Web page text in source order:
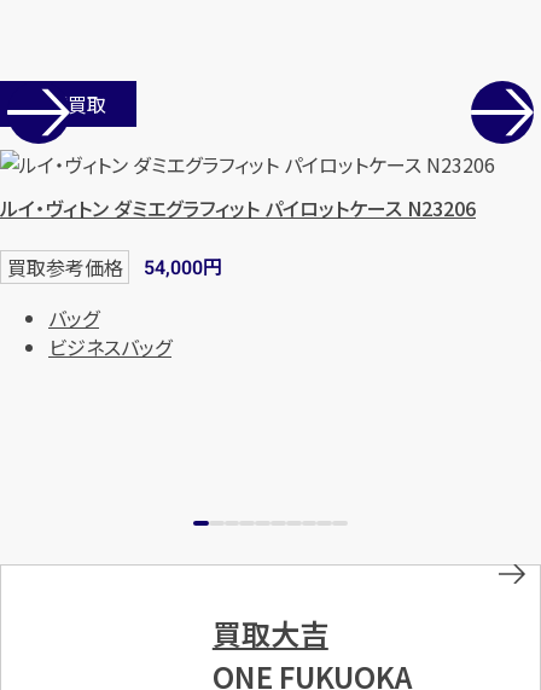
店舗買取
ルイ・ヴィトン ダミエグラフィット パイロットケース N23206
買取参考価格 54,000円
バッグ
ビジネスバッグ
買取大吉
ONE FUKUOKA